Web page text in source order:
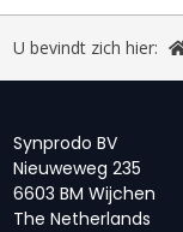
U bevindt zich hier:
Synprodo BV
Nieuweweg 235
6603 BM Wijchen
The Netherlands